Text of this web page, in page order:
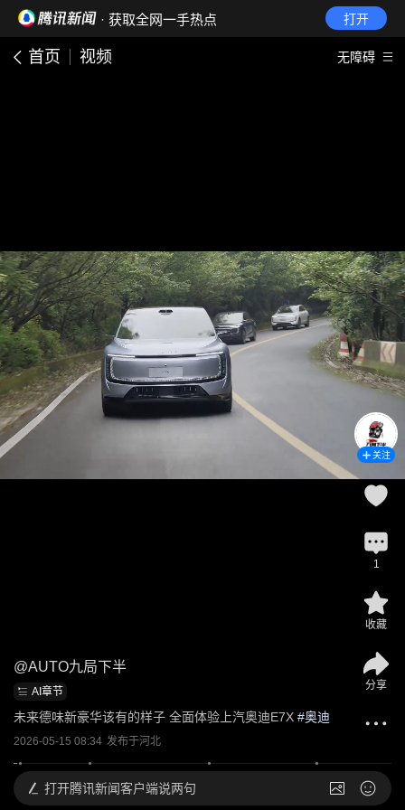
· 获取全网一手热点 打开
首页 视频 无障碍
@AUTO九局下半
AI章节
未来德味新豪华该有的样子 全面体验上汽奥迪E7X #奥迪
2026-05-15 08:34 发布于河北
关注
1
收藏
分享
打开腾讯新闻客户端说两句